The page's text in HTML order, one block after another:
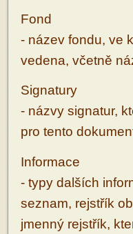
Fond
- název fondu, ve
vedena, včetně
Signatury
- názvy signatur,
pro tento
Informace
- typy dalších
seznam, rejstřík
jmenný rejstřík,